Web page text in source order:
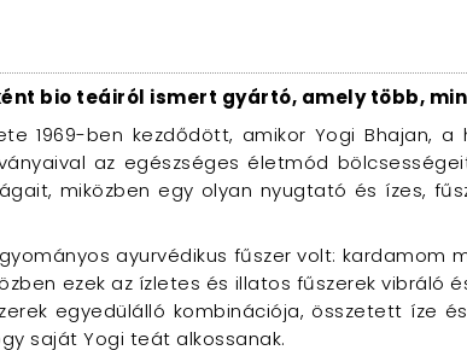
bio teáiról ismert gyártó, amely több,
1969-ben kezdődött, amikor Yogi Bhajan,
az egészséges életmód
miközben egy olyan nyugtató és ízes,
ayurvédikus fűszer volt: kardamom
ezek az ízletes és illatos fűszerek
egyedülálló kombinációja, összetett íze
saját Yogi teát alkossanak.